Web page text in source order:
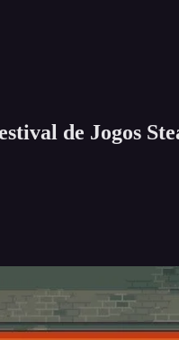
de Jogos